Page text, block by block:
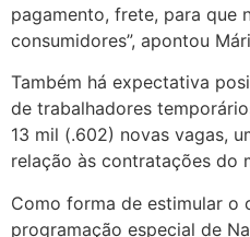
pagamento, frete, para que
consumidores”, apontou
Também há expectativa
de trabalhadores
13 mil (.602) novas vagas,
relação às contratações do
Como forma de estimular o
programação especial de